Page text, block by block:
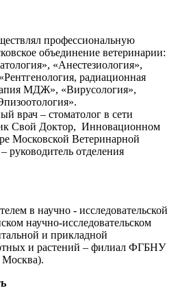
профессиональную
объединение ветеринарии:
«Анестезиология»,
радиационная
МДЖ», «Вирусология»,
врач – стоматолог в сети
Свой Доктор, Инновационном
Московской Ветеринарной
руководитель отделения
в научно - исследовательской
научно-исследовательском
и прикладной
и растений – филиал ФГБНУ